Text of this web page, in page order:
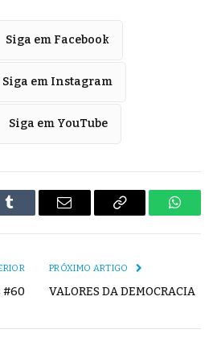
Siga em Facebook
Siga em Instagram
Siga em YouTube
Tumblr
E-
Copiar
#60
PRÓXIMO ARTIGO
VALORES DA DEMOCRACIA